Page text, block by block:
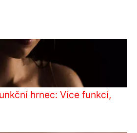
hrnec: Více funkcí,